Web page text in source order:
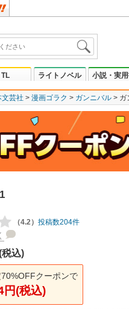
TL ライトノベル 小説・実
文芸社 漫画ゴラク ガンニバル ガ
（4.2） 投稿数204件
込)
クーポンで
円(税込)